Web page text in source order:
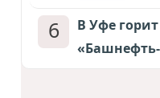
6
В Уфе